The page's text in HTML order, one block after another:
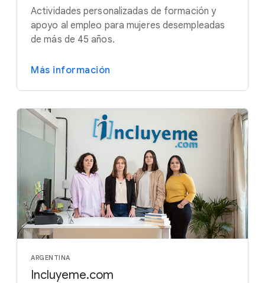
Actividades personalizadas de formación y
apoyo al empleo para mujeres desempleadas
de más de 45 años.
Más información
ARGENTINA
Incluyeme.com